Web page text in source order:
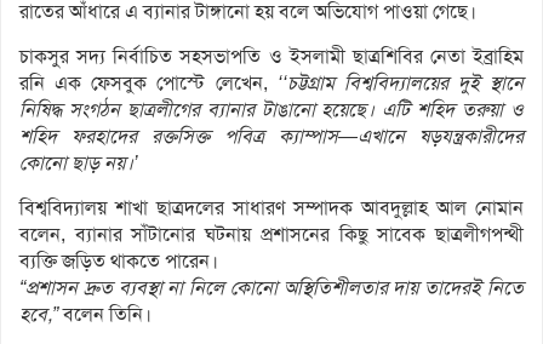
রাতের আঁধারে এ ব্যানার টাঙ্গানো হয় বলে অভিযোগ পাওয়া গেছে।
চাকসুর সদ্য নির্বাচিত সহসভাপতি ও ইসলামী ছাত্রশিবির নেতা ইব্রাহিম
রনি এক ফেসবুক পোস্টে লেখেন, ‘‘চট্টগ্রাম বিশ্ববিদ্যালয়ের দুই স্থানে
নিষিদ্ধসংগঠন ছাত্রলীগেরব্যানারটাঙানোহয়েছে। এটিশহিদতরুয়া ও
শহিদ ফরহাদের রক্তসিক্ত পবিত্র ক্যাম্পাস—এখানে ষড়যন্ত্রকারীদের
কোনোছাড়নয়।’
বিশ্ববিদ্যালয় শাখা ছাত্রদলের সাধারণ সম্পাদক আবদুল্লাহ আল নোমান
বলেন, ব্যানার সাঁটানোর ঘটনায় প্রশাসনের কিছু সাবেক ছাত্রলীগপন্থী
ব্যক্তি জড়িত থাকতে পারেন।
“প্রশাসনদ্রুতব্যবস্থানানিলেকোনোঅস্থিতিশীলতারদায়তাদেরইনিতে
হবে,”বলেন তিনি।